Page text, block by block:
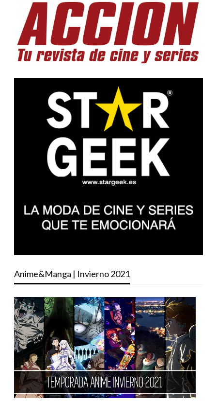
Anime&Manga | Invierno 2021